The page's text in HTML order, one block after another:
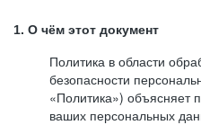
1. О чём этот документ
Политика в области
безопасности
«Политика») объясняет
ваших персональных